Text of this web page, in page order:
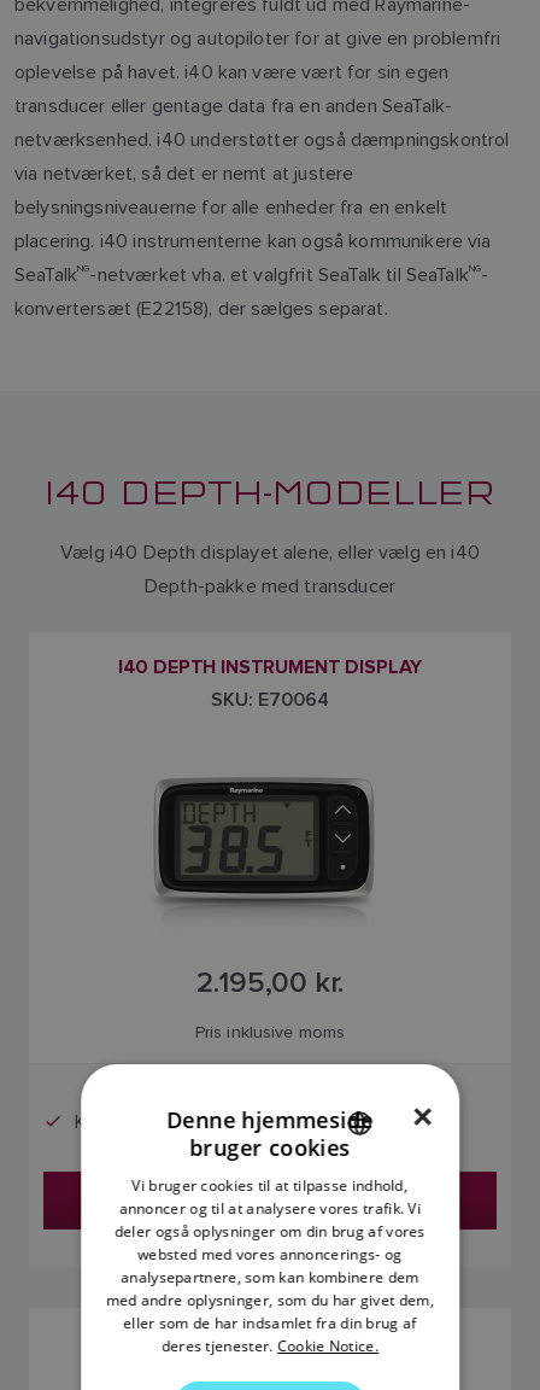
navigationsudstyr og autopiloter for at give en problemfri
oplevelse på havet. i40 kan være vært for sin egen
transducer eller gentage data fra en anden SeaTalk-
netværksenhed. i40 understøtter også dæmpningskontrol
via netværket, så det er nemt at justere
belysningsniveauerne for alle enheder fra en enkelt
placering. i40 instrumenterne kan også kommunikere via
SeaTalkNG-netværket vha. et valgfrit SeaTalk til SeaTalkNG-
konvertersæt (E22158), der sælges separat.
I40 DEPTH-MODELLER
Vælg i40 Depth displayet alene, eller vælg en i40
Depth-pakke med transducer
I40 DEPTH INSTRUMENT DISPLAY
SKU: E70064
2.195,00 kr.
Pris inklusive moms
Kun display
Find en Forhandler
I40 DEPTH-PAKKE
SKU: E70142
ENGLISH
DANISH
ITALIAN
SWEDISH
×
Denne hjemmeside
bruger cookies
Vi bruger cookies til at tilpasse indhold,
annoncer og til at analysere vores trafik. Vi
deler også oplysninger om din brug af vores
websted med vores annoncerings- og
analysepartnere, som kan kombinere dem
med andre oplysninger, som du har givet dem,
eller som de har indsamlet fra din brug af
deres tjenester. Cookie Notice.